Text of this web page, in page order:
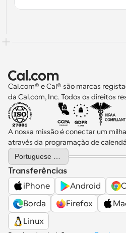
Cal.com® e Cal® são marcas
da Cal.com, Inc. Todos os direitos
A nossa missão é conectar um
através da programação de
Select Language
Transferências
iPhone
Android
Borda
Firefox
Linux